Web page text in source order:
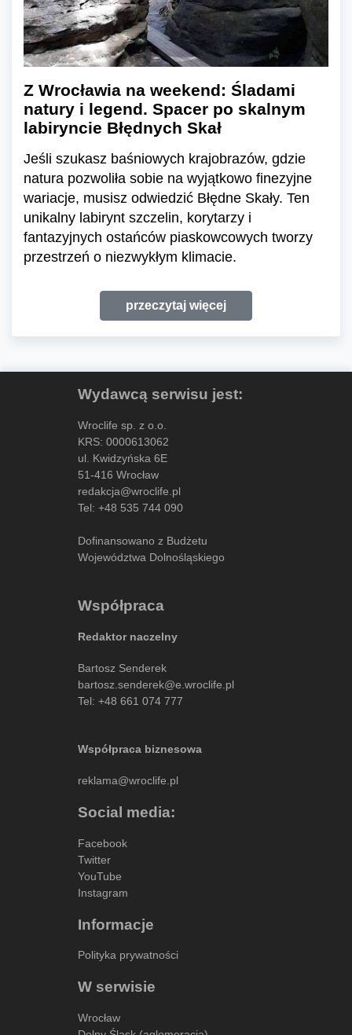
Z Wrocławia na weekend: Śladami
natury i legend. Spacer po skalnym
labiryncie Błędnych Skał
Jeśli szukasz baśniowych krajobrazów, gdzie
natura pozwoliła sobie na wyjątkowo finezyjne
wariacje, musisz odwiedzić Błędne Skały. Ten
unikalny labirynt szczelin, korytarzy i
fantazyjnych ostańców piaskowcowych tworzy
przestrzeń o niezwykłym klimacie.
przeczytaj więcej
Wydawcą serwisu jest:
Wroclife sp. z o.o.
KRS: 0000613062
ul. Kwidzyńska 6E
51-416 Wrocław
redakcja@wroclife.pl
Tel: +48 535 744 090
Dofinansowano z Budżetu
Województwa Dolnośląskiego
Współpraca
Redaktor naczelny
Bartosz Senderek
bartosz.senderek@e.wroclife.pl
Tel: +48 661 074 777
Współpraca biznesowa
reklama@wroclife.pl
Social media:
Facebook
Twitter
YouTube
Instagram
Informacje
Polityka prywatności
W serwisie
Wrocław